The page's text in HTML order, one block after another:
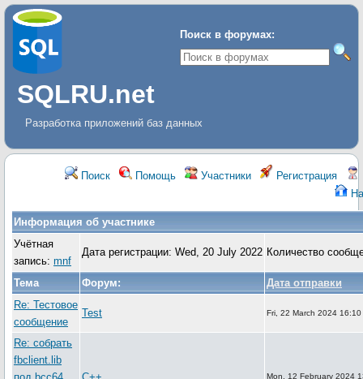
Поиск в форумах:
SQLRU.net
Разработка приложений баз данных
Поиск Помощь Участники Регистрация
Информация об участнике
Учётная
запись: mnf
Дата регистрации: Wed, 20 July 2022 Количество
Тема Форум:
Дата отправки
Re: Тестовое
сообщение
Test Fri, 22 March 2024 16:10
Re: собрать
fbclient.lib
Mon, 12 February 2024